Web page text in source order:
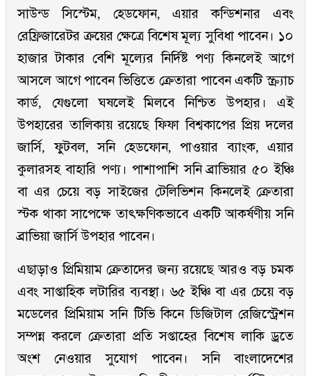
সাউন্ড সিস্টেম, হেডফোন, এয়ার কন্ডিশনার এবং
রেফ্রিজারেটর ক্রয়ের ক্ষেত্রে বিশেষ মূল্য সুবিধা পাবেন। ১০
হাজার টাকার বেশি মূল্যের নির্দিষ্ট পণ্য কিনলেই আগে
আসলে আগে পাবেন ভিত্তিতে ক্রেতারা পাবেন একটি স্ক্র্যাচ
কার্ড, যেগুলো ঘষলেই মিলবে নিশ্চিত উপহার। এই
উপহারের তালিকায় রয়েছে ফিফা বিশ্বকাপের প্রিয় দলের
জার্সি, ফুটবল, সনি হেডফোন, পাওয়ার ব্যাংক, এয়ার
কুলারসহ বাহারি পণ্য। পাশাপাশি সনি ব্রাভিয়ার ৫০ ইঞ্চি
বা এর চেয়ে বড় সাইজের টেলিভিশন কিনলেই ক্রেতারা
স্টক থাকা সাপেক্ষে তাৎক্ষণিকভাবে একটি আকর্ষণীয় সনি
ব্রাভিয়া জার্সি উপহার পাবেন।
এছাড়াও প্রিমিয়াম ক্রেতাদের জন্য রয়েছে আরও বড় চমক
এবং সাপ্তাহিক লটারির ব্যবস্থা। ৬৫ ইঞ্চি বা এর চেয়ে বড়
মডেলের প্রিমিয়াম সনি টিভি কিনে ডিজিটাল রেজিস্ট্রেশন
সম্পন্ন করলে ক্রেতারা প্রতি সপ্তাহের বিশেষ লাকি ড্রতে
অংশ নেওয়ার সুযোগ পাবেন। সনি বাংলাদেশের